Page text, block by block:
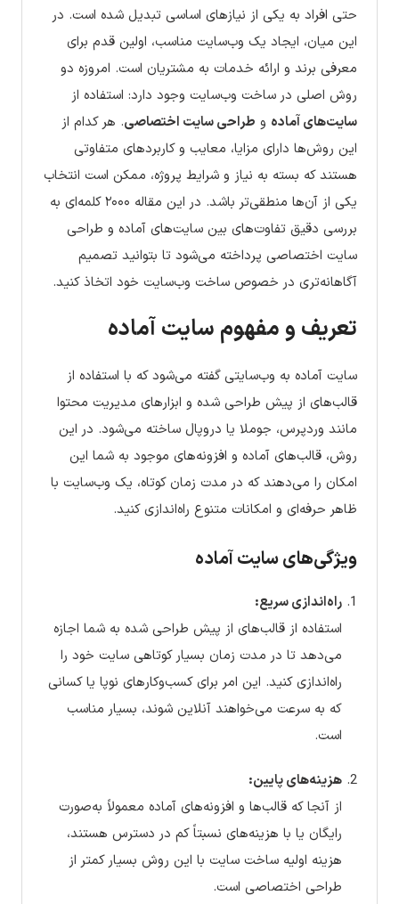
حتی افراد به یکی از نیازهای اساسی تبدیل شده است. در
این میان، ایجاد یک وب‌سایت مناسب، اولین قدم برای
معرفی برند و ارائه خدمات به مشتریان است. امروزه دو
روش اصلی در ساخت وب‌سایت وجود دارد: استفاده از
سایت‌های آماده و طراحی سایت اختصاصی. هر کدام از
این روش‌ها دارای مزایا، معایب و کاربردهای متفاوتی
هستند که بسته به نیاز و شرایط پروژه، ممکن است انتخاب
یکی از آن‌ها منطقی‌تر باشد. در این مقاله ۲۰۰۰ کلمه‌ای به
بررسی دقیق تفاوت‌های بین سایت‌های آماده و طراحی
سایت اختصاصی پرداخته می‌شود تا بتوانید تصمیم
آگاهانه‌تری در خصوص ساخت وب‌سایت خود اتخاذ کنید.
تعریف و مفهوم سایت آماده
سایت آماده به وب‌سایتی گفته می‌شود که با استفاده از
قالب‌های از پیش طراحی شده و ابزارهای مدیریت محتوا
مانند وردپرس، جوملا یا دروپال ساخته می‌شود. در این
روش، قالب‌های آماده و افزونه‌های موجود به شما این
امکان را می‌دهند که در مدت زمان کوتاه، یک وب‌سایت با
ظاهر حرفه‌ای و امکانات متنوع راه‌اندازی کنید.
ویژگی‌های سایت آماده
راه‌اندازی سریع:
استفاده از قالب‌های از پیش طراحی شده به شما اجازه
می‌دهد تا در مدت زمان بسیار کوتاهی سایت خود را
راه‌اندازی کنید. این امر برای کسب‌وکارهای نوپا یا کسانی
که به سرعت می‌خواهند آنلاین شوند، بسیار مناسب
است.
هزینه‌های پایین:
از آنجا که قالب‌ها و افزونه‌های آماده معمولاً به‌صورت
رایگان یا با هزینه‌های نسبتاً کم در دسترس هستند،
هزینه اولیه ساخت سایت با این روش بسیار کمتر از
طراحی اختصاصی است.